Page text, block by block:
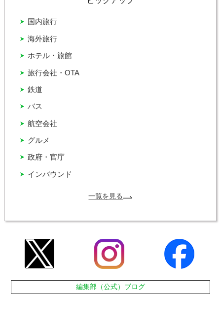
インバウンド
グルメ
バス
ホテル・旅館
国内旅行
政府・官庁
旅行会社・OTA
海外旅行
航空会社
鉄道
一覧を見る
編集部（公式）ブログ